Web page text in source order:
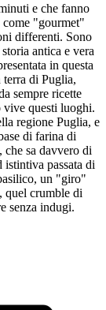
e che fanno
come "gourmet"
differenti. Sono
antica e vera
in questa
di Puglia,
sempre ricette
vive questi luoghi.
regione Puglia, e
di farina di
che sa davvero di
passata di
un "giro"
quel crumble di
senza indugi.